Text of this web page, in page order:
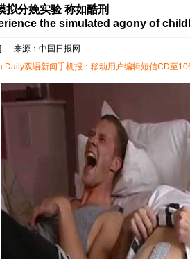
拟分娩实验 称如酷刑
the simulated agony of
来源：中国日报网
Daily双语新闻手机报：移动用户编辑短信CD至